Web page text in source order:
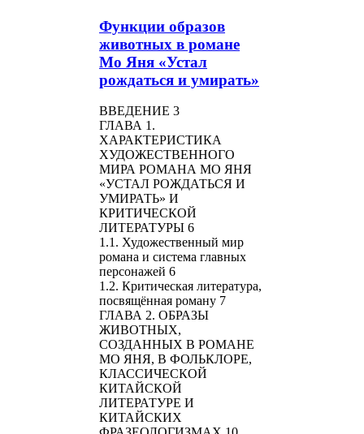
Функции образов
животных в романе
Мо Яня «Устал
рождаться и умирать»
ВВЕДЕНИЕ 3
ГЛАВА 1.
ХАРАКТЕРИСТИКА
ХУДОЖЕСТВЕННОГО
МИРА РОМАНА МО ЯНЯ
«УСТАЛ РОЖДАТЬСЯ И
УМИРАТЬ» И
КРИТИЧЕСКОЙ
ЛИТЕРАТУРЫ 6
1.1. Художественный мир
романа и система главных
персонажей 6
1.2. Критическая литература,
посвящённая роману 7
ГЛАВА 2. ОБРАЗЫ
ЖИВОТНЫХ,
СОЗДАННЫХ В РОМАНЕ
МО ЯНЯ, В ФОЛЬКЛОРЕ,
КЛАССИЧЕСКОЙ
КИТАЙСКОЙ
ЛИТЕРАТУРЕ И
КИТАЙСКИХ